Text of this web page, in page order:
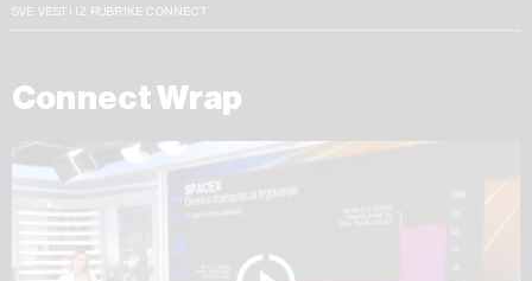
SVE VESTI IZ RUBRIKE CONNECT
Connect Wrap